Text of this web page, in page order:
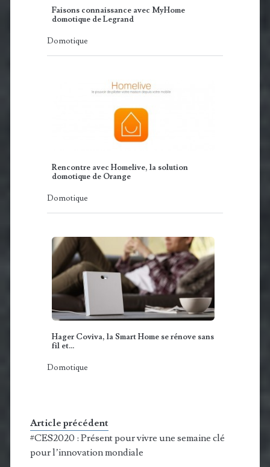
Faisons connaissance avec MyHome
domotique de Legrand
Domotique
Rencontre avec Homelive, la solution
domotique de Orange
Domotique
Hager Coviva, la Smart Home se rénove sans
fil et…
Domotique
Article précédent
#CES2020 : Présent pour vivre une semaine clé
pour l’innovation mondiale